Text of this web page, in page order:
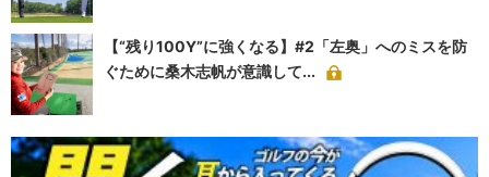
【“残り100Y”に強くなる】#2「左奥」へのミスを防
ぐために桑木志帆が意識して...